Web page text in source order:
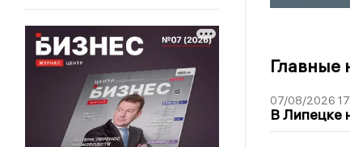
Главные
07/08/2026
В Липецке